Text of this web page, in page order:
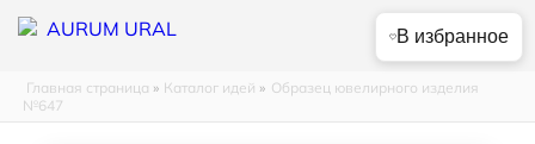
Главная страница » Каталог идей » Образец ювелирного изделия
№647
В избранное